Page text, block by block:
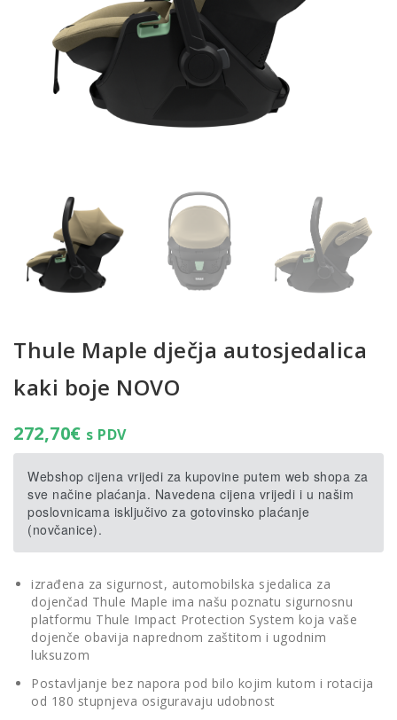
Thule Maple dječja autosjedalica
kaki boje NOVO
272,70€ s PDV
Webshop cijena vrijedi za kupovine putem web shopa za
sve načine plaćanja. Navedena cijena vrijedi i u našim
poslovnicama isključivo za gotovinsko plaćanje
(novčanice).
izrađena za sigurnost, automobilska sjedalica za
dojenčad Thule Maple ima našu poznatu sigurnosnu
platformu Thule Impact Protection System koja vaše
dojenče obavija naprednom zaštitom i ugodnim
luksuzom
Postavljanje bez napora pod bilo kojim kutom i rotacija
od 180 stupnjeva osiguravaju udobnost